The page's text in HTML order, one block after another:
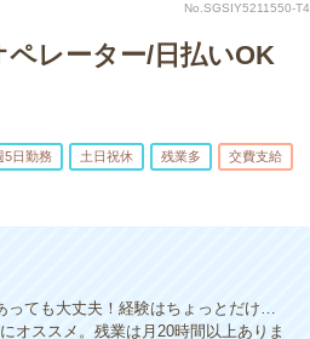
No.SGSIY5211550-T4
ペレーター/日払いOK
5日勤務 土日祝休 残業多 交費支給
ても大丈夫！経験はちょっとだけ…
ススメ。残業は月20時間以上ありま